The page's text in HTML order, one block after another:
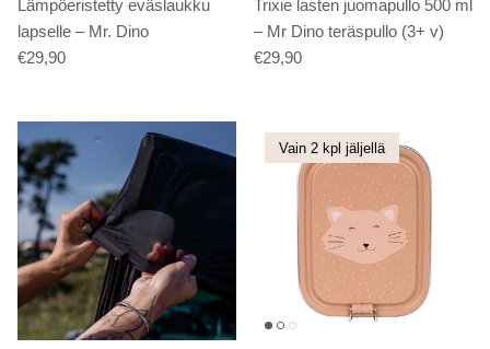
Lämpöeristetty eväslaukku
lapselle – Mr. Dino
€29,90
Trixie lasten juomapullo 500 ml
– Mr Dino teräspullo (3+ v)
€29,90
Vain 2 kpl jäljellä